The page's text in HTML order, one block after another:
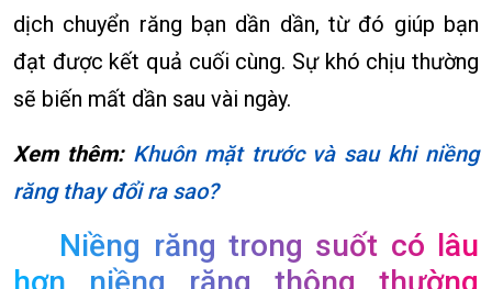
dịch chuyển răng bạn dần dần, từ đó giúp bạn
đạt được kết quả cuối cùng. Sự khó chịu thường
sẽ biến mất dần sau vài ngày.
Xem thêm: Khuôn mặt trước và sau khi niềng
răng thay đổi ra sao?
Niềng răng trong suốt có lâu